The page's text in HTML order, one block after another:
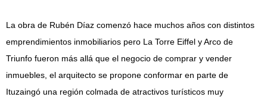
La obra de Rubén Díaz comenzó hace muchos años con distintos
emprendimientos inmobiliarios pero La Torre Eiffel y Arco de
Triunfo fueron más allá que el negocio de comprar y vender
inmuebles, el arquitecto se propone conformar en parte de
Ituzaingó una región colmada de atractivos turísticos muy